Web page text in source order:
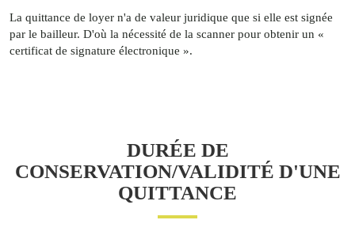
La quittance de loyer n'a de valeur juridique que si elle est signée
par le bailleur. D'où la nécessité de la scanner pour obtenir un «
certificat de signature électronique ».
DURÉE DE
CONSERVATION/VALIDITÉ D'UNE
QUITTANCE